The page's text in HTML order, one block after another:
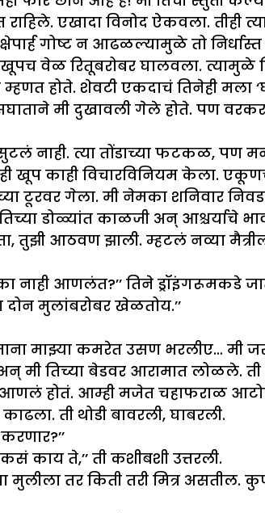
एखादा विनोद ऐकवला. तीही
गोष्ट न आढळल्यामुळे तो
वेळ रितूबरोबर घालवला. त्यामुळे
म्हणत होते. शेवटी एकदाचं तिनेही मला
मी दुखावली गेले होते. पण
नाही. त्या तोंडाच्या फटकळ, पण
खूप काही विचारविनियम केला.
टूरवर गेला. मी नेमका शनिवार
डोळ्यांत काळजी अन् आश्चर्याचे
तुझी आठवण झाली. म्हटलं नव्या
नाही आणलंत?’’ तिने ड्रॉइंगरूमकडे
दोन मुलांबरोबर खेळतोय.’’
माझ्या कमरेत उसण भरलीए… मी
अन् मी तिच्या बेडवर आरामात लोळले.
आणलं होतं. आम्ही मजेत चहाफराळ
ती थोडी बावरली, घाबरली.
काय ते,’’ ती कशीबशी उत्तरली.
मुलीला तर किती तरी मित्र